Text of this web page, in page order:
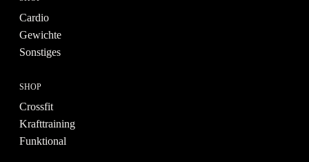
Cardio
Gewichte
Sonstiges
SHOP
Crossfit
Krafttraining
Funktional